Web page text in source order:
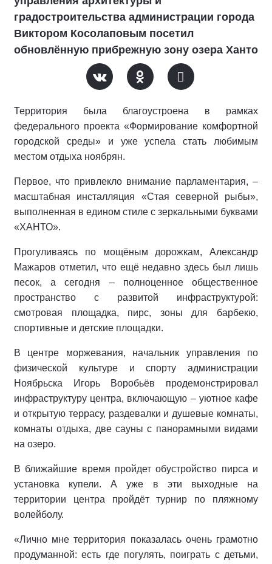
градостроительства администрации города
Виктором Косолаповым посетил
обновлённую прибрежную зону озера Ханто
Территория была благоустроена в рамках
федерального проекта «Формирование комфортной
городской среды» и уже успела стать любимым
местом отдыха ноябрян.
Первое, что привлекло внимание парламентария, –
масштабная инсталляция «Стая северной рыбы»,
выполненная в едином стиле с зеркальными буквами
«ХАНТО».
Прогуливаясь по мощёным дорожкам, Александр
Мажаров отметил, что ещё недавно здесь был лишь
песок, а сегодня – полноценное общественное
пространство с развитой инфраструктурой:
смотровая площадка, пирс, зоны для барбекю,
спортивные и детские площадки.
В центре моржевания, начальник управления по
физической культуре и спорту администрации
Ноябрьска Игорь Воробьёв продемонстрировал
инфраструктуру центра, включающую – уютное кафе
и открытую террасу, раздевалки и душевые комнаты,
комнаты отдыха, две сауны с панорамными видами
на озеро.
В ближайшие время пройдет обустройство пирса и
установка купели. А уже в эти выходные на
территории центра пройдёт турнир по пляжному
волейболу.
«Лично мне территория показалась очень грамотно
продуманной: есть где погулять, поиграть с детьми,